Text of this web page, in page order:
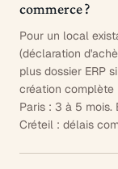
commerce ?
Pour un local
(déclaration
plus dossier ERP
création complète
Paris : 3 à 5 mois.
Créteil : délais